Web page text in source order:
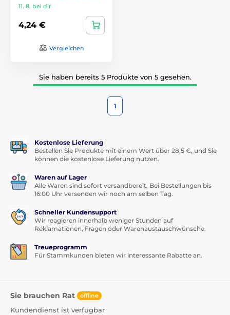
11. 8. bei dir
4,24 €
Vergleichen
Sie haben bereits 5 Produkte von 5 gesehen.
1
Kostenlose Lieferung
Bestellen Sie Produkte mit einem Wert über 28,5 €, und Sie
können die kostenlose Lieferung nutzen.
Waren auf Lager
Alle Waren sind sofort versandbereit. Bei Bestellungen bis
16:00 Uhr versenden wir noch am selben Tag.
Schneller Kundensupport
Wir reagieren innerhalb weniger Stunden auf
Reklamationen, Fragen oder Warenaustauschwünsche.
Treueprogramm
Für Stammkunden bieten wir interessante Rabatte an.
Sie brauchen Rat offline
Kundendienst ist verfügbar